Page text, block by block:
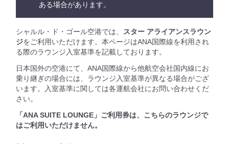
ある場合があります。
シャルル・ド・ゴール空港では、
スター アライアンスラウン
ジをご利用いただけます。本ページはANA国際線を利用され
る際のラウンジ入室基準を記載しております。
日本国外の空港にて、ANA国際線から他航空会社国内線にお
乗り継ぎの場合には、ラウンジ入室基準が異なる場合がござ
います。入室基準に関しては各運航会社にお問い合わせくだ
さい。
「ANA SUITE LOUNGE」ご利用券は、こちらのラウンジで
はご利用いただけません。